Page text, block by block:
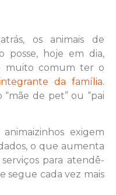
os animais de
posse, hoje em dia,
muito comum ter o
da família.
de pet” ou “pai
animaizinhos exigem
o que aumenta
para atendê-
segue cada vez mais